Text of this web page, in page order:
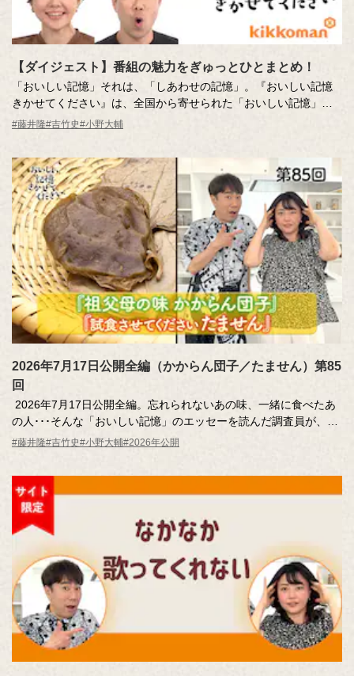
【ダイジェスト】番組の魅力をぎゅっとひとまとめ！
「おいしい記憶」それは、「しあわせの記憶」。『おいしい記憶
きかせてください』は、全国から寄せられた「おいしい記憶」の
実話をもとに制作された食のドキュメンタリーエンターテインメ
んか？
#藤井隆#吉竹史#小野大輔
2026年7月17日公開全編（かからん団子／たません）第85
回
2026年7月17日公開全編。忘れられないあの味、一緒に食べたあ
の人･･･そんな「おいしい記憶」のエッセーを読んだ調査員が、記
憶さん（エッセー作者）とその味を再現。
#藤井隆#吉竹史#小野大輔#2026年公開